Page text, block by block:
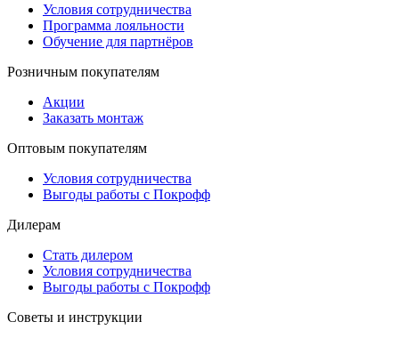
Условия сотрудничества
Программа лояльности
Обучение для партнёров
Розничным покупателям
Акции
Заказать монтаж
Оптовым покупателям
Условия сотрудничества
Выгоды работы с Покрофф
Дилерам
Стать дилером
Условия сотрудничества
Выгоды работы с Покрофф
Советы и инструкции